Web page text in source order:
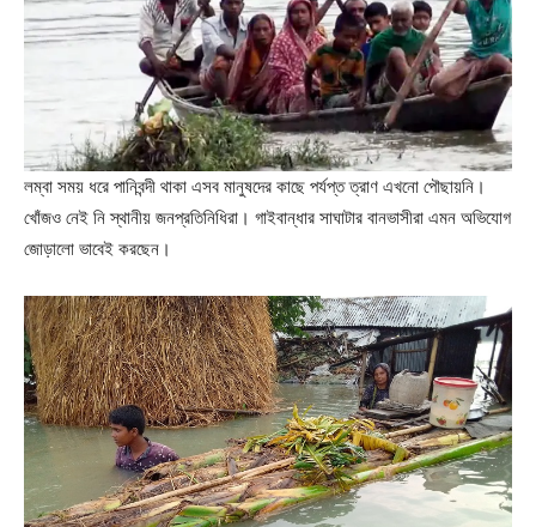
লম্বা সময় ধরে পানিবন্দী থাকা এসব মানুষদের কাছে পর্যপ্ত ত্রাণ এখনো পৌছায়নি।
খোঁজও নেই নি স্থানীয় জনপ্রতিনিধিরা। গাইবান্ধার সাঘাটার বানভাসীরা এমন অভিযোগ
জোড়ালো ভাবেই করছেন।